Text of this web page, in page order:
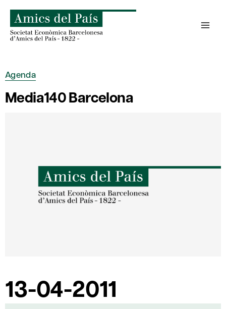
contenido
Agenda
Media140 Barcelona
13-04-2011